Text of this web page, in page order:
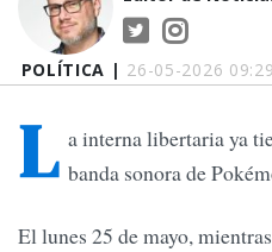
POLÍTICA | 26-05-2026 09:29
L a interna libertaria ya
banda sonora de
El lunes 25 de mayo,